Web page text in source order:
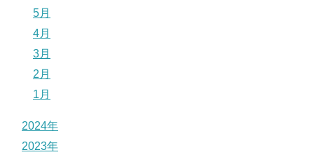
5月
4月
3月
2月
1月
2024年
2023年